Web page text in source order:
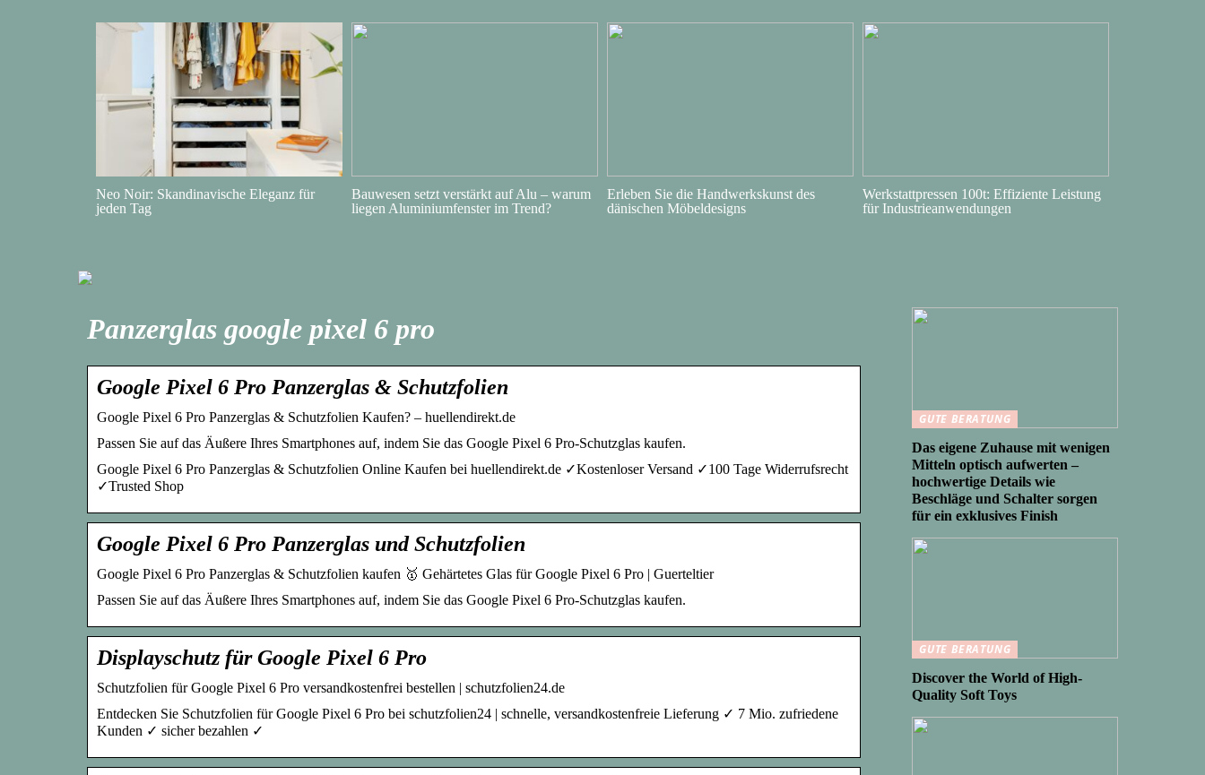
Neo Noir: Skandinavische Eleganz für
jeden Tag
Bauwesen setzt verstärkt auf Alu – warum
liegen Aluminiumfenster im Trend?
Erleben Sie die Handwerkskunst des
dänischen Möbeldesigns
Werkstattpressen 100t: Effiziente Leistung
für Industrieanwendungen
Panzerglas google pixel 6 pro
Google Pixel 6 Pro Panzerglas & Schutzfolien
Google Pixel 6 Pro Panzerglas & Schutzfolien Kaufen? – huellendirekt.de
Passen Sie auf das Äußere Ihres Smartphones auf, indem Sie das Google Pixel 6 Pro-Schutzglas kaufen.
Google Pixel 6 Pro Panzerglas & Schutzfolien Online Kaufen bei huellendirekt.de ✓Kostenloser Versand ✓100 Tage Widerrufsrecht
✓Trusted Shop
Google Pixel 6 Pro Panzerglas und Schutzfolien
Google Pixel 6 Pro Panzerglas & Schutzfolien kaufen 🥇 Gehärtetes Glas für Google Pixel 6 Pro | Guerteltier
Passen Sie auf das Äußere Ihres Smartphones auf, indem Sie das Google Pixel 6 Pro-Schutzglas kaufen.
Displayschutz für Google Pixel 6 Pro
Schutzfolien für Google Pixel 6 Pro versandkostenfrei bestellen | schutzfolien24.de
Entdecken Sie Schutzfolien für Google Pixel 6 Pro bei schutzfolien24 | schnelle, versandkostenfreie Lieferung ✓ 7 Mio. zufriedene
Kunden ✓ sicher bezahlen ✓
GUTE BERATUNG
Das eigene Zuhause mit wenigen
Mitteln optisch aufwerten –
hochwertige Details wie
Beschläge und Schalter sorgen
für ein exklusives Finish
GUTE BERATUNG
Discover the World of High-
Quality Soft Toys